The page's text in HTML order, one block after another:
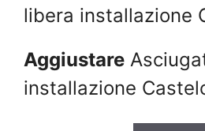
libera installazione
Aggiustare
installazione